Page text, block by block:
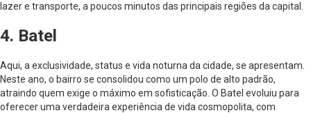
lazer e transporte, a poucos minutos das principais regiões da capital.
4. Batel
Aqui, a exclusividade, status e vida noturna da cidade, se apresentam.
Neste ano, o bairro se consolidou como um polo de alto padrão,
atraindo quem exige o máximo em sofisticação. O Batel evoluiu para
oferecer uma verdadeira experiência de vida cosmopolita, com